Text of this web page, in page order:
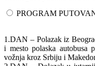
PROGRAM
1.DAN – Polazak iz
i mesto polaska autobusa
vožnja kroz Srbiju i